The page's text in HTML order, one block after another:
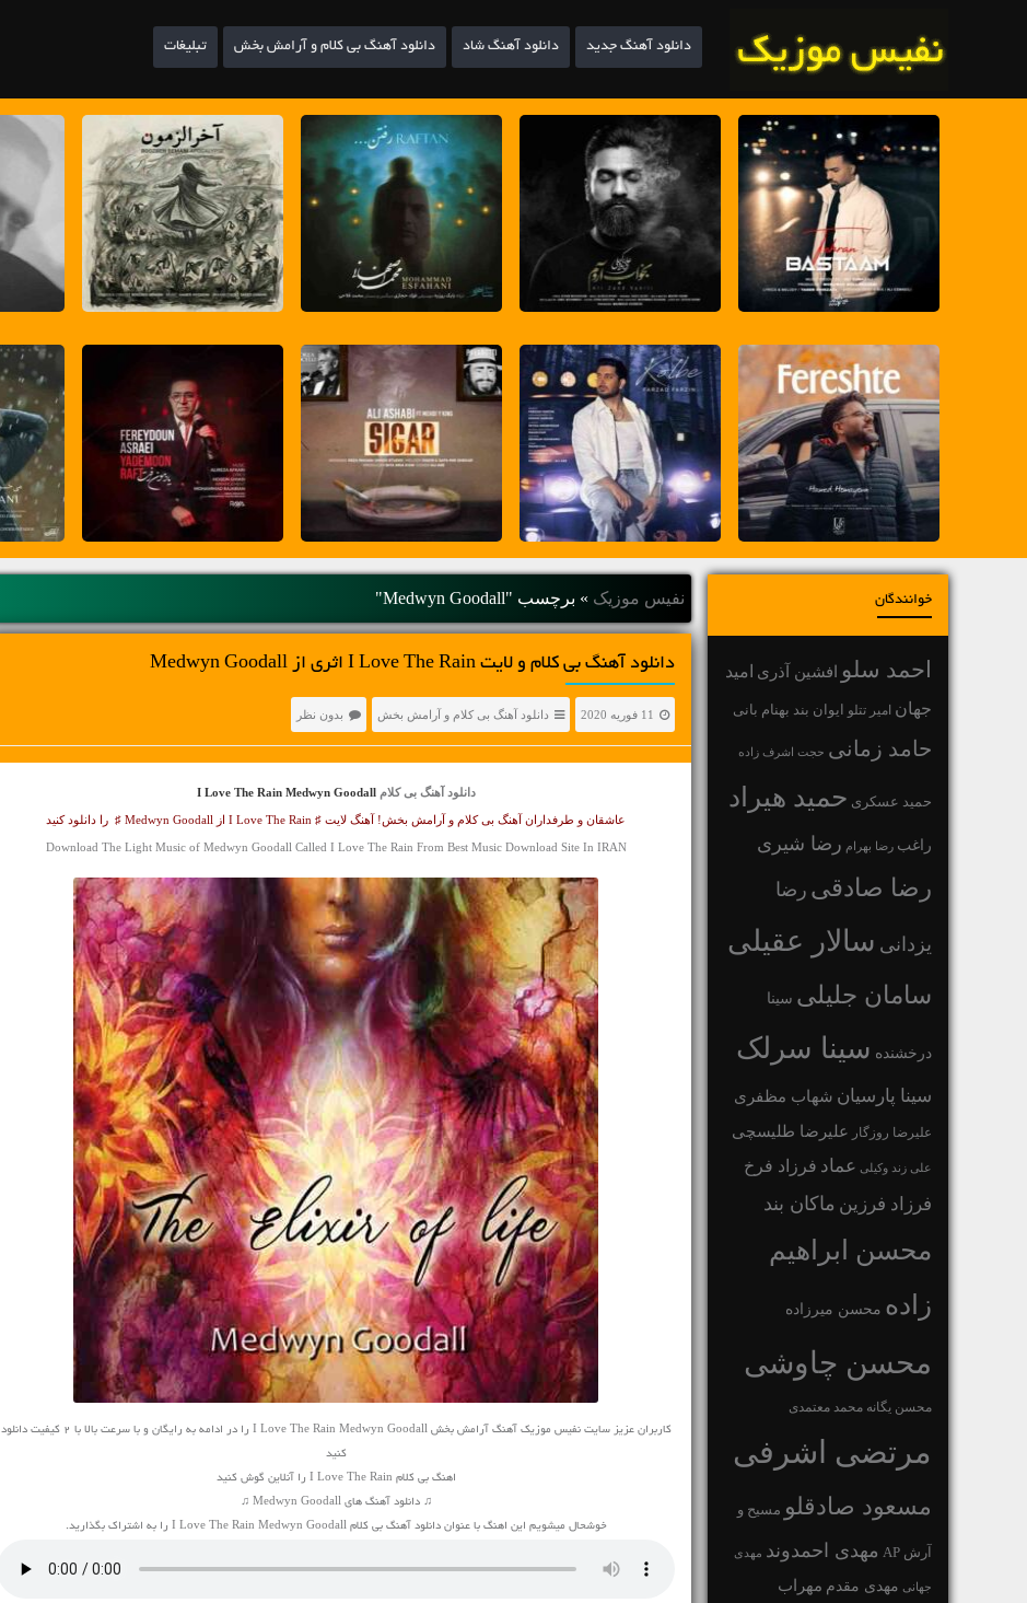
دانلود آهنگ جدید دانلود آهنگ شاد دانلود آهنگ بی کلام و آرامش بخش تبلیغات
خوانندگان
احمد سلو افشین آذری امید
جهان امیر تتلو ایوان بند بهنام بانی
حامد زمانی حجت اشرف زاده
حمید عسکری حمید هیراد
راغب رضا بهرام رضا شیری
رضا صادقی رضا
یزدانی سالار عقیلی
سامان جلیلی سینا
درخشنده سینا سرلک
سینا پارسیان شهاب مظفری
علیرضا روزگار علیرضا طلیسچی
علی زند وکیلی عماد فرزاد فرخ
فرزاد فرزین ماکان بند
محسن ابراهیم
زاده محسن میرزاده
محسن چاوشی
محسن یگانه محمد معتمدی
مرتضی اشرفی
مسعود صادقلو مسیح و
آرش AP مهدی احمدوند مهدی
جهانی مهدی مقدم مهراب
نفیس موزیک » برچسب "Medwyn Goodall"
دانلود آهنگ بی کلام و لایت I Love The Rain اثری از Medwyn Goodall
11 فوریه 2020 دانلود آهنگ بی کلام و آرامش بخش بدون نظر
دانلود آهنگ بی کلام I Love The Rain Medwyn Goodall
عاشقان و طرفداران آهنگ بی کلام و آرامش بخش! آهنگ لایت ♯ I Love The Rain از Medwyn Goodall ♯ را دانلود کنید
Download The Light Music of Medwyn Goodall Called I Love The Rain From Best Music Download Site In IRAN
کاربران عزیز سایت نفیس موزیک آهنگ آرامش بخش I Love The Rain Medwyn Goodall را در ادامه به رایگان و با سرعت بالا با 2 کیفیت دانلود
کنید
اهنگ بی کلام I Love The Rain را آنلاین گوش کنید
♫ دانلود آهنگ های Medwyn Goodall ♫
خوشحال میشویم این اهنگ با عنوان دانلود آهنگ بی کلام I Love The Rain Medwyn Goodall را به اشتراک بگذارید.